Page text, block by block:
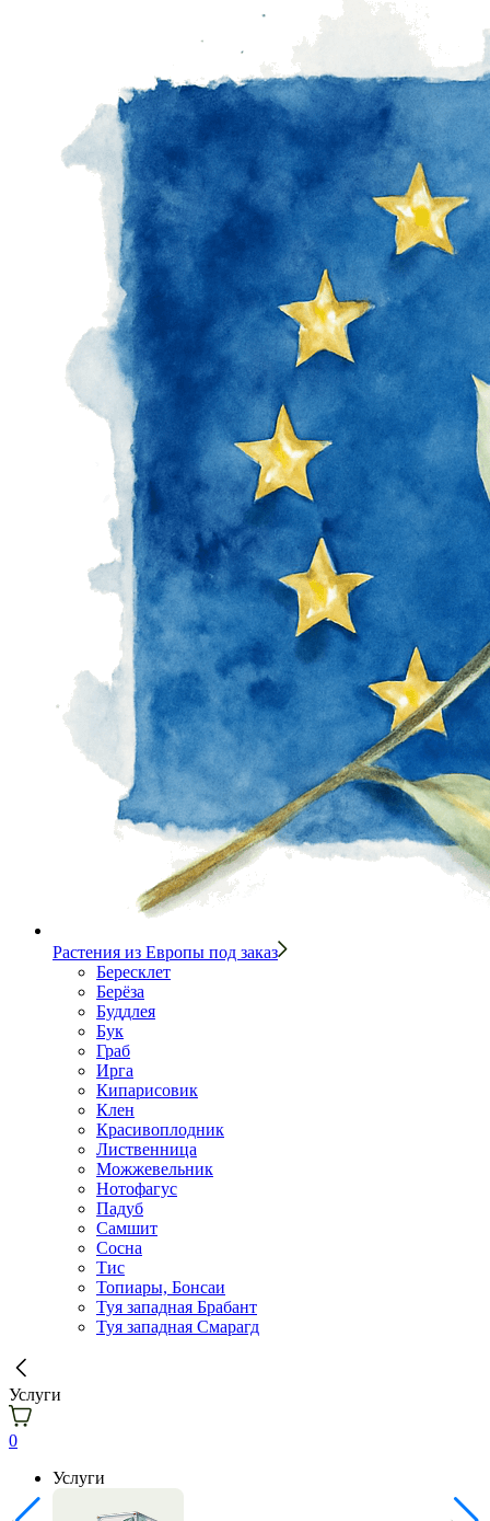
Растения из Европы под заказ
Бересклет
Берёза
Буддлея
Бук
Граб
Ирга
Кипарисовик
Клен
Красивоплодник
Лиственница
Можжевельник
Нотофагус
Падуб
Самшит
Сосна
Тис
Топиары, Бонсаи
Туя западная Брабант
Туя западная Смарагд
Услуги
0
Услуги